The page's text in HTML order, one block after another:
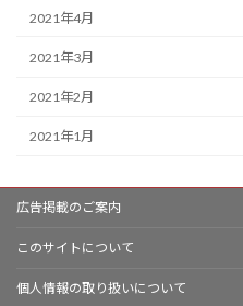
2021年4月
2021年3月
2021年2月
2021年1月
広告掲載のご案内
このサイトについて
個人情報の取り扱いについて